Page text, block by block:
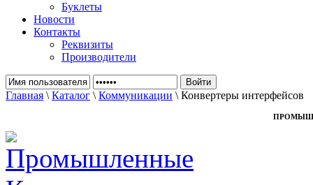
Буклеты
Новости
Контакты
Реквизиты
Производители
Главная \ Каталог \ Коммуникации \ Конвертеры интерфейсов